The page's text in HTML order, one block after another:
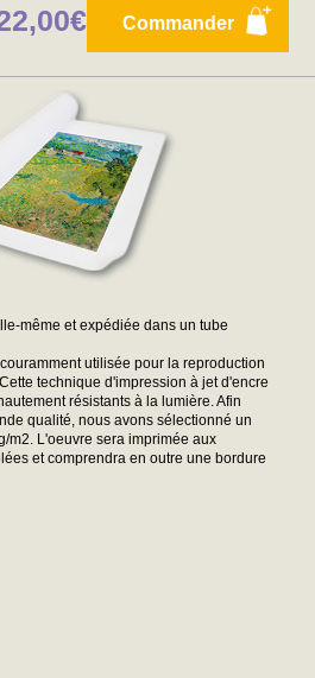
Commander
même et expédiée dans un tube
utilisée pour la reproduction
technique d'impression à jet d'encre
résistants à la lumière. Afin
qualité, nous avons sélectionné un
m2. L'oeuvre sera imprimée aux
et comprendra en outre une bordure